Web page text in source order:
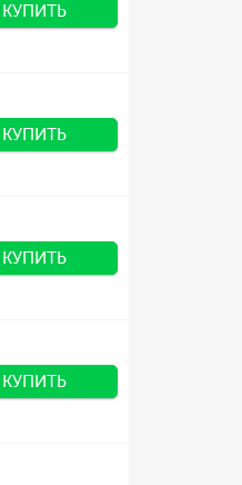
КУПИТЬ
КУПИТЬ
КУПИТЬ
КУПИТЬ